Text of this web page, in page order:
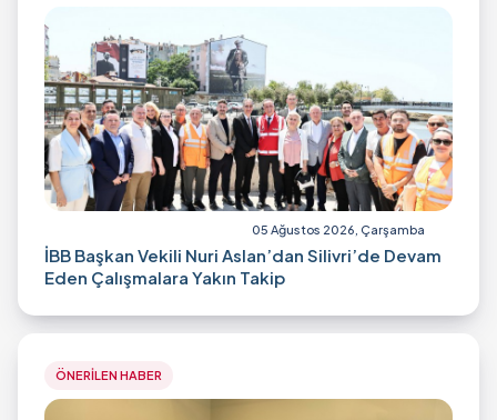
05 Ağustos 2026, Çarşamba
İBB Başkan Vekili Nuri Aslan’dan Silivri’de Devam
Eden Çalışmalara Yakın Takip
ÖNERİLEN HABER